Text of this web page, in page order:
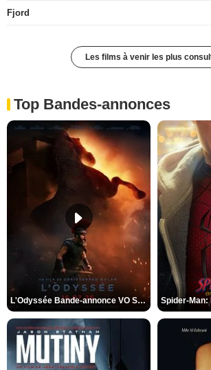
Fjord
Les films à venir les plus
Top Bandes-annonces
L'Odyssée Bande-annonce VO STFR